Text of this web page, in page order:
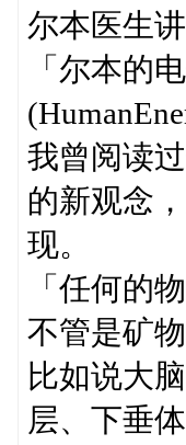
尔本医生
「尔本的
我曾阅读
的新观念
现。
「任何的
不管是矿
比如说大
层、下垂